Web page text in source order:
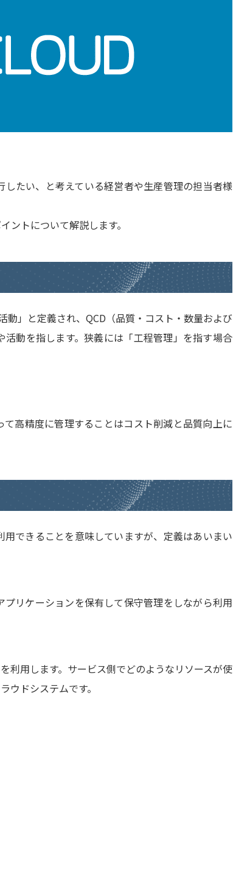
たい、と考えている経営者や生産管理の担当者様
ントについて解説します。
動」と定義され、QCD（品質・コスト・数量および
動を指します。狭義には「工程管理」を指す場合
高精度に管理することはコスト削減と品質向上に
できることを意味していますが、定義はあいまい
リケーションを保有して保守管理をしながら利用
利用します。サービス側でどのようなリソースが使
ウドシステムです。